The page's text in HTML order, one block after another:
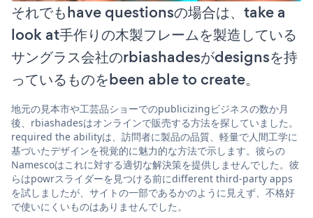
それでもhave questionsの場合は、take a
look at手作りの木製フレームを製造している
サングラス会社のrbiashadesがdesignsを持
っているものをbeen able to create。
地元の見本市や工芸品ショーでのpublicizingビジネスの数か月
後、rbiashadesはオンラインで販売する方法を探していました。
required the abilityは、訪問者に製品の品質、軽量で人間工学に
基づいたデザインを視覚的に魅力的な方法で示します。彼らの
Namescoはこれに対する適切な解決策を提供しませんでした。彼
らはpowrスライダーを見つける前にdifferent third-party apps
を試しましたが、サイトの一部であるかのように見えず、不格好
で使いにくいものはありませんでした。